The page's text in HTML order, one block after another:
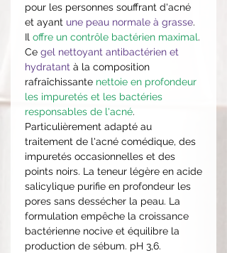
pour les personnes souffrant d'acné
et ayant une peau normale à grasse.
Il offre un contrôle bactérien maximal.
Ce gel nettoyant antibactérien et
hydratant à la composition
rafraîchissante nettoie en profondeur
les impuretés et les bactéries
responsables de l'acné.
Particulièrement adapté au
traitement de l'acné comédique, des
impuretés occasionnelles et des
points noirs. La teneur légère en acide
salicylique purifie en profondeur les
pores sans dessécher la peau. La
formulation empêche la croissance
bactérienne nocive et équilibre la
production de sébum. pH 3,6.